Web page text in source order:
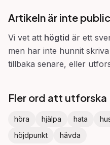
Artikeln är inte
Vi vet att högtid är ett
men har inte hunnit
tillbaka senare, eller
Fler ord att utforska
höra hjälpa hata
höjdpunkt
hävda